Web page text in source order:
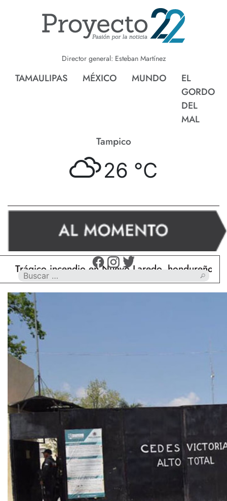
Director general: Esteban Martínez
TAMAULIPAS MÉXICO MUNDO
EL
GORDO
DEL
MAL
Tampico
26 °C
incendio en Nuevo Laredo, hondureño muere